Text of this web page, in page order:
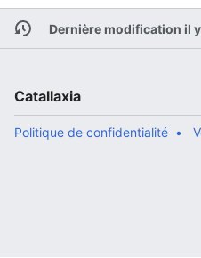
Dernière modification il y
Catallaxia
Politique de confidentialité